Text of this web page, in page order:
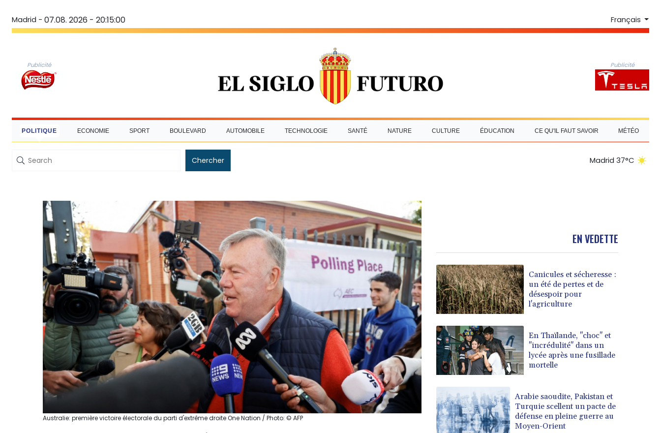
Madrid - 07.08. 2026 - 20:15:01 Français
Publicité Publicité
POLITIQUE ECONOMIE SPORT BOULEVARD AUTOMOBILE TECHNOLOGIE SANTÉ NATURE CULTURE ÉDUCATION CE QU'IL FAUT SAVOIR MÉTÉO
Chercher Madrid 37°C
Australie: première victoire électorale du parti d'extrême droite One Nation / Photo: © AFP
EN VEDETTE
Canicules et sécheresse :
un été de pertes et de
désespoir pour
l'agriculture
En Thaïlande, "choc" et
"incrédulité" dans un
lycée après une fusillade
mortelle
Arabie saoudite, Pakistan et
Turquie scellent un pacte de
défense en pleine guerre au
Moyen-Orient